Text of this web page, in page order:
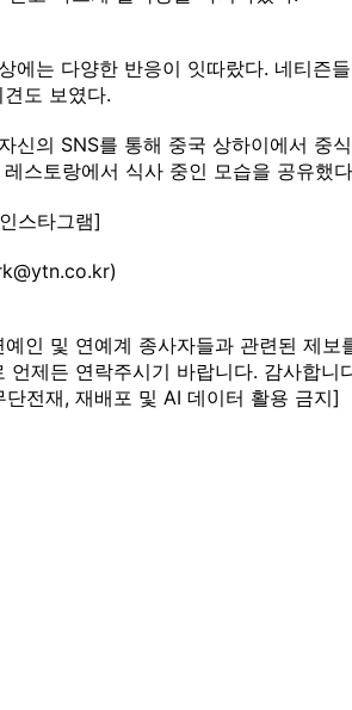
에는 다양한 반응이 잇따랐다. 네티즌
도 보였다.
신의 SNS를 통해 중국 상하이에서 중
스토랑에서 식사 중인 모습을 공유했
스타그램]
인 및 연예계 종사자들과 관련된 제보
제든 연락주시기 바랍니다. 감사합니
전재, 재배포 및 AI 데이터 활용 금지]